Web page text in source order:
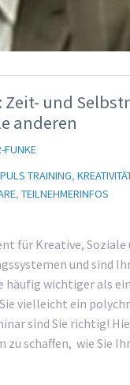
Zeit- und
anderen
FUNKE
TRAINING, KREATIVITÄT
, TEILNEHMERINFOS
für Kreative,
und sind
häufig wichtiger als
vielleicht ein
sind Sie richtig!
zu schaffen, wie